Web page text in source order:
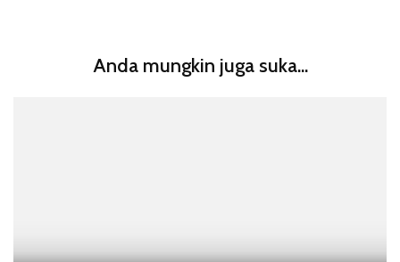
Anda mungkin juga suka...